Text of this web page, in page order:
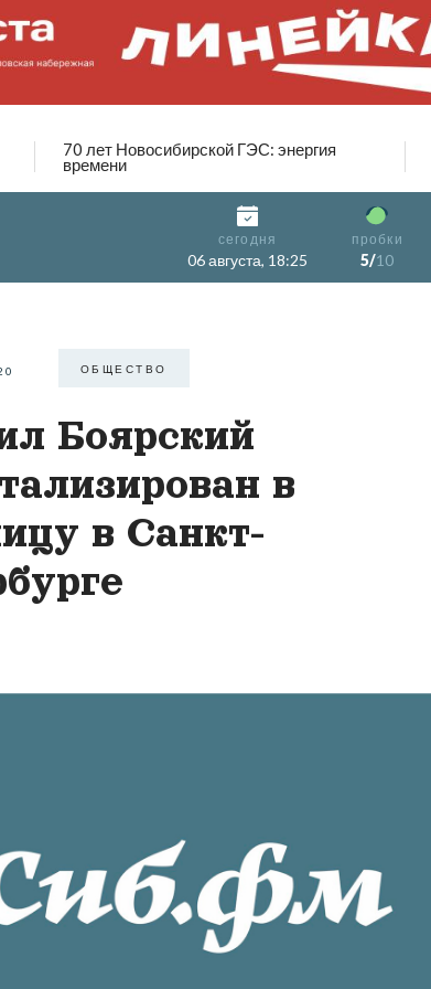
70 лет Новосибирской ГЭС: энергия
времени
сегодня
06 августа, 18:25
пробки
5/10
ОБЩЕСТВО
Боярский
в
в Санкт-